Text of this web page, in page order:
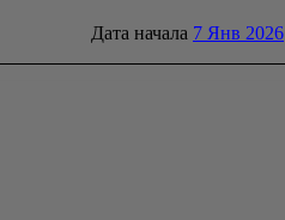
Дата начала 7 Янв 2026